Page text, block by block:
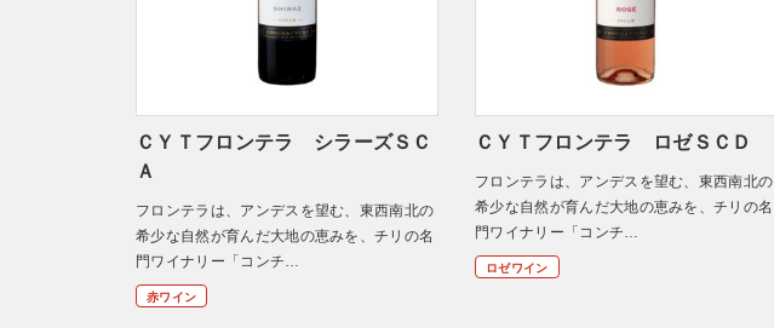
ＣＹＴフロンテラ シラーズＳＣ
Ａ
フロンテラは、アンデスを望む、東西南北の
希少な自然が育んだ大地の恵みを、チリの名
門ワイナリー「コンチ…
赤ワイン
ＣＹＴフロンテラ ロゼＳＣＤ
フロンテラは、アンデスを望む、東西南北の
希少な自然が育んだ大地の恵みを、チリの名
門ワイナリー「コンチ…
ロゼワイン